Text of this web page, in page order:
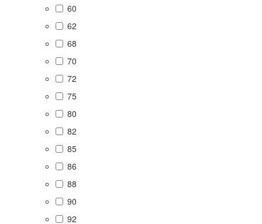
60
62
68
70
72
75
80
82
85
86
88
90
92